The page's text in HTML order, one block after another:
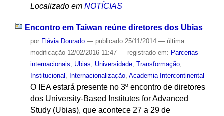
Localizado em NOTÍCIAS
Encontro em Taiwan reúne diretores dos Ubias
por Flávia Dourado — publicado25/11/2014 — última
modificação12/02/2016 11:47 — registrado em: Parcerias
internacionais
Ubias Universidade, Transformação,
Institucional
Internacionalização, Academia Intercontinental
O IEA estará presente no 3º encontro de diretores
dos University-Based Institutes for Advanced
Study (Ubias), que acontece 27 a 29 de